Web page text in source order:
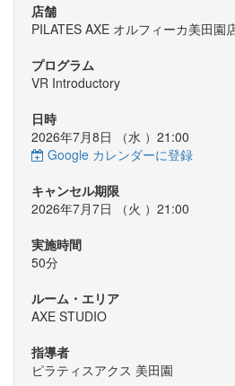
店舗
PILATES AXE オルフィーカ美田園
プログラム
VR Introductory
日時
2026年7月8日 （水 ）21:00
Google カレンダーに登録
キャンセル期限
2026年7月7日 （火 ）21:00
実施時間
50分
ルーム・エリア
AXE STUDIO
指導者
ピラティスアクス 美田園